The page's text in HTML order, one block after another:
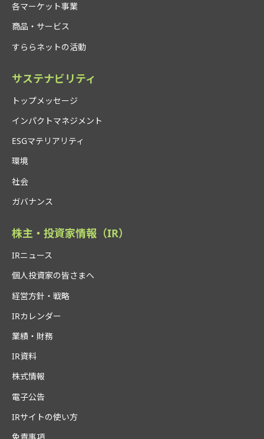
各マーケット事業
商品・サービス
すららネットの活動
サステナビリティ
トップメッセージ
インパクトマネジメント
ESGマテリアリティ
環境
社会
ガバナンス
株主・投資家情報（IR）
IRニュース
個人投資家の皆さまへ
経営方針・戦略
IRカレンダー
業績・財務
IR資料
株式情報
電子公告
IRサイトの使い方